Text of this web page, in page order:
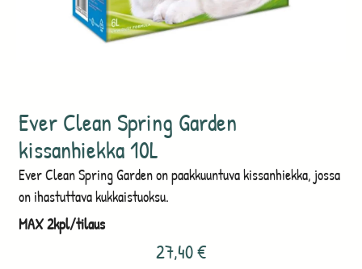
Ever Clean Spring Garden
kissanhiekka 10L
Ever Clean Spring Garden on paakkuuntuva kissanhiekka, jossa
on ihastuttava kukkaistuoksu.
MAX 2kpl/tilaus
27,40€